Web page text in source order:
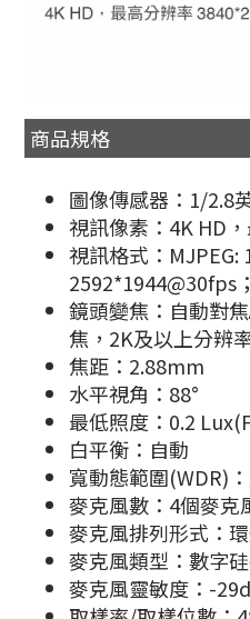
商品規格
圖像傳感器：1/2.8
視訊像素：4K HD
視訊格式：MJPEG:
2592*1944@30fps
鏡頭變焦：自動對
焦，2K及以上分辨
焦距：2.88mm
水平視角：88°
最低照度：0.2
白平衡：自動
寬動態範圍(WDR)
麥克風數：4個麥克
麥克風排列形式：
麥克風類型：數字
麥克風靈敏度：-